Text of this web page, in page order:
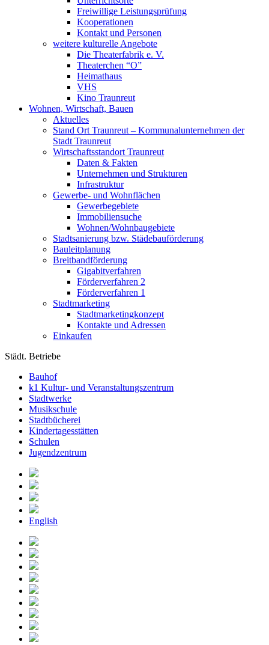
Freiwillige Leistungsprüfung
Kooperationen
Kontakt und Personen
weitere kulturelle Angebote
Die Theaterfabrik e. V.
Theaterchen “O”
Heimathaus
VHS
Kino Traunreut
Wohnen, Wirtschaft, Bauen
Aktuelles
Stand Ort Traunreut – Kommunalunternehmen der
Stadt Traunreut
Wirtschaftsstandort Traunreut
Daten & Fakten
Unternehmen und Strukturen
Infrastruktur
Gewerbe- und Wohnflächen
Gewerbegebiete
Immobiliensuche
Wohnen/Wohnbaugebiete
Stadtsanierung bzw. Städebauförderung
Bauleitplanung
Breitbandförderung
Gigabitverfahren
Förderverfahren 2
Förderverfahren 1
Stadtmarketing
Stadtmarketingkonzept
Kontakte und Adressen
Einkaufen
Städt. Betriebe
Bauhof
k1 Kultur- und Veranstaltungszentrum
Stadtwerke
Musikschule
Stadtbücherei
Kindertagesstätten
Schulen
Jugendzentrum
English